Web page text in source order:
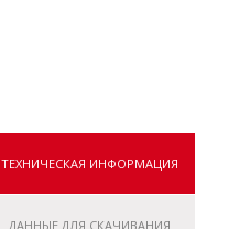
ТЕХНИЧЕСКАЯ ИНФОРМАЦИЯ
ДАННЫЕ ДЛЯ СКАЧИВАНИЯ